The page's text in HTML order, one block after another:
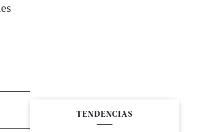
TENDENCIAS